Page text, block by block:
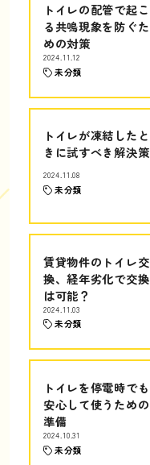
トイレの配管で起こ
る共鳴現象を防ぐた
めの対策
2024.11.12
未分類
トイレが凍結したと
きに試すべき解決策
2024.11.08
未分類
賃貸物件のトイレ交
換、経年劣化で交換
は可能？
2024.11.03
未分類
トイレを停電時でも
安心して使うための
準備
2024.10.31
未分類